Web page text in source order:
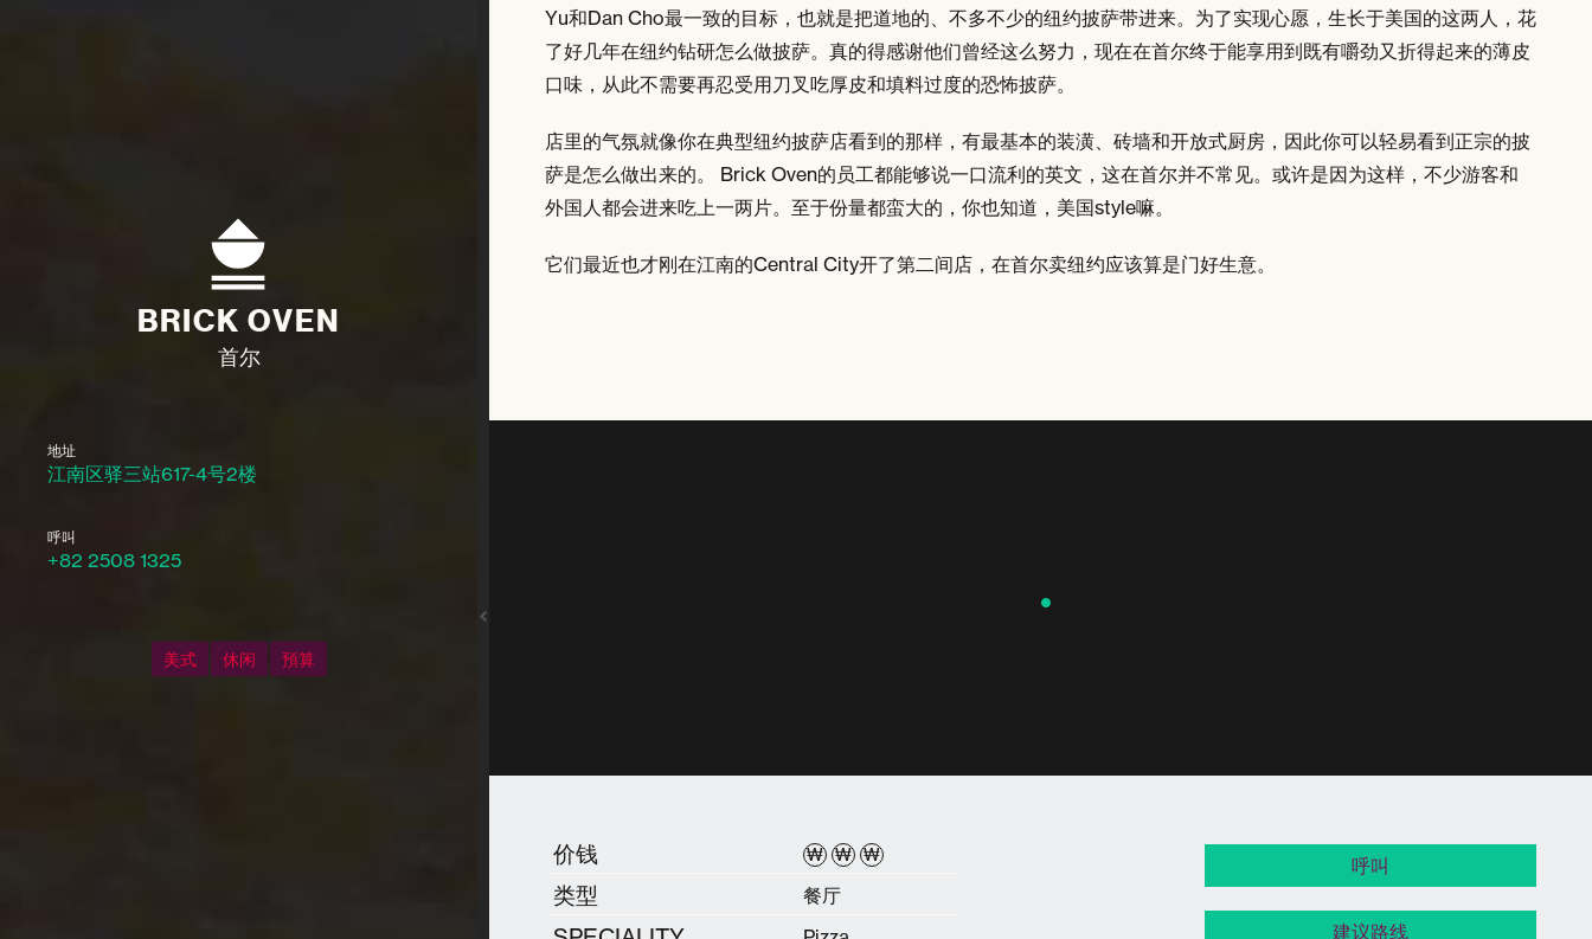
BRICK OVEN
首尔
地址
江南区驿三站617-4号2楼
呼叫
+82 2508 1325
美式 休闲 預算
Yu和Dan Cho最一致的目标，也就是把道地的、不多不少的纽约披萨带进来。为了实现心愿，生长于美国的这两人，花
了好几年在纽约钻研怎么做披萨。真的得感谢他们曾经这么努力，现在在首尔终于能享用到既有嚼劲又折得起来的薄皮
口味，从此不需要再忍受用刀叉吃厚皮和填料过度的恐怖披萨。
店里的气氛就像你在典型纽约披萨店看到的那样，有最基本的装潢、砖墙和开放式厨房，因此你可以轻易看到正宗的披
萨是怎么做出来的。 Brick Oven的员工都能够说一口流利的英文，这在首尔并不常见。或许是因为这样，不少游客和
外国人都会进来吃上一两片。至于份量都蛮大的，你也知道，美国style嘛。
它们最近也才刚在江南的Central City开了第二间店，在首尔卖纽约应该算是门好生意。
价钱 ₩ ₩ ₩
类型 餐厅
呼叫
建议路线